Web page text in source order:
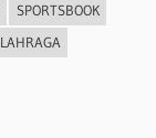
SPORTSBOOK